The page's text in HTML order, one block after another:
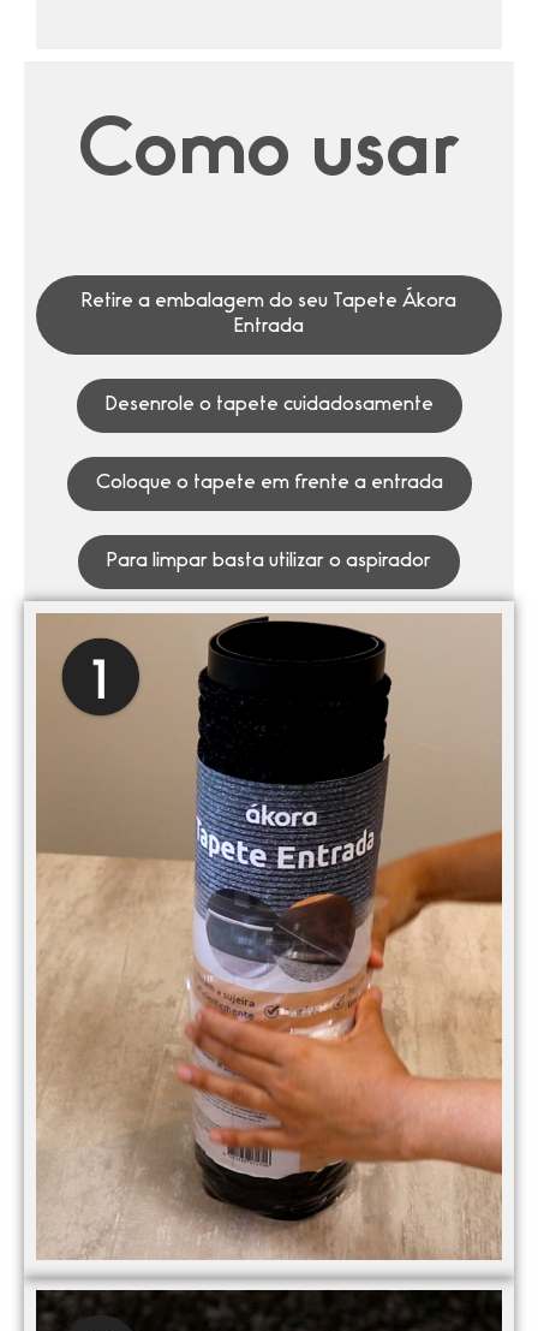
Como usar
Retire a embalagem do seu Tapete Ákora
Entrada
Desenrole o tapete cuidadosamente
Coloque o tapete em frente a entrada
Para limpar basta utilizar o aspirador